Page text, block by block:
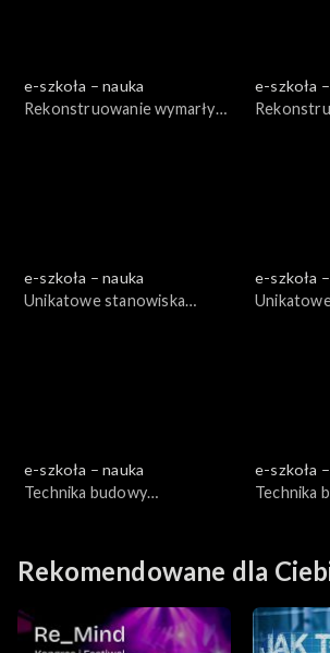
e-szkoła – nauka
Rekonstruowanie wymarłych
e-szkoła
e-szkoła – nauka
Unikatowe stanowiska
e-szkoła
e-szkoła – nauka
Technika budowy
e-szkoła
Technika
Rekomendowane dla